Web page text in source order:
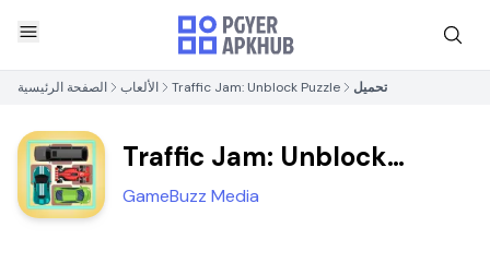
الصفحة الرئيسية الألعاب Traffic Jam: Unblock Puzzle تحميل
Traffic Jam: Unblock
Puzzle
GameBuzz Media